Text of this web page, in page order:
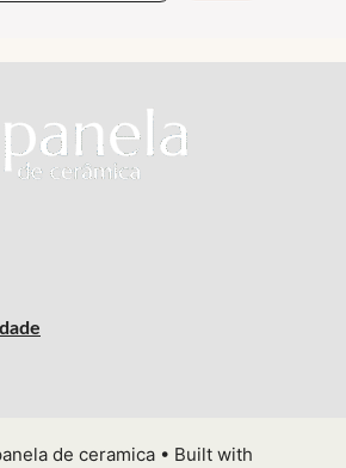
de ceramica• Built with